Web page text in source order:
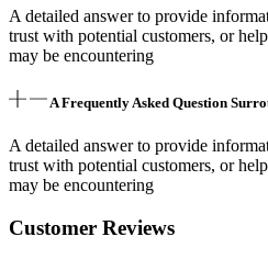
A detailed answer to provide
trust with potential customers, or
may be encountering
A Frequently Asked Question
A detailed answer to provide
trust with potential customers, or
may be encountering
Customer Reviews